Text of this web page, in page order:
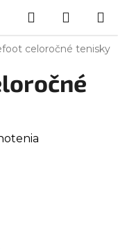
Hľadať
KOŠÍK
celoročné tenisky